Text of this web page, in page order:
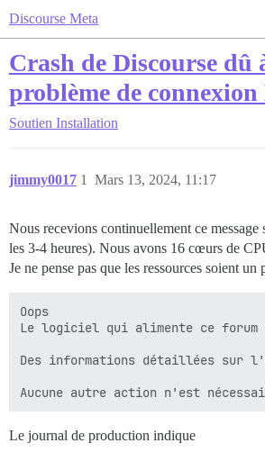
Discourse Meta
Crash de Discourse dû
problème de
Soutien Installation
jimmy0017 Mars 13, 2024, 11:17
1
Nous recevions continuellement ce
les 3-4 heures). Nous avons 16 cœurs de
Je ne pense pas que les ressources soient un
Oops
Le logiciel qui alimente ce forum
Des informations détaillées sur
Le journal de production indique